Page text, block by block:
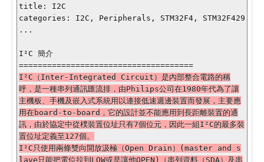
title: I2C
categories: I2C, Peripherals, STM32F4, STM32F429
...
I²C 簡介
I²C（Inter-Integrated Circuit）是內部整合電路的稱
呼，是一種串列通訊匯流排，由Philips公司在1980年代為了讓
主機板、手機及嵌入式系統用以連接低速週邊裝置而發展，主要應
用在board-to-board，它的設計並不能應用到長距離裝置的通
訊，由於協定中從樸裝置位址只有7個位元，因此一組I²C的最多裝
置位址定義至127個。
I²C只使用兩條雙向開放汲極（Open Drain）(master and s
lave只能把電位拉到LOW或是讓他OPEN)（串列資料（SDA）及串